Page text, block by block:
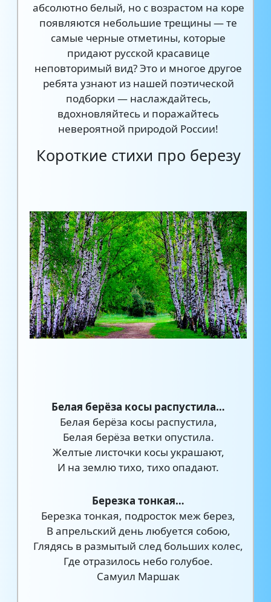
абсолютно белый, но с возрастом на коре
появляются небольшие трещины — те
самые черные отметины, которые
придают русской красавице
неповторимый вид? Это и многое другое
ребята узнают из нашей поэтической
подборки — наслаждайтесь,
вдохновляйтесь и поражайтесь
невероятной природой России!
Короткие стихи про березу
Белая берёза косы распустила…
Белая берёза косы распустила,
Белая берёза ветки опустила.
Желтые листочки косы украшают,
И на землю тихо, тихо опадают.
Березка тонкая…
Березка тонкая, подросток меж берез,
В апрельский день любуется собою,
Глядясь в размытый след больших колес,
Где отразилось небо голубое.
Самуил Маршак